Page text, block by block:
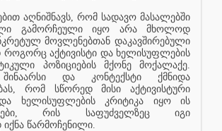
აღნიშნავს, რომ სადავო მასალებში
გამორჩეული იყო არა მხოლოდ
მოვლენებთან დაკავშირებული
როგორც აქტივისტი და ხელისუფლების
პოზიციების მქონე მოქალაქე.
შინაარსი და კონტექსტი ქმნიდა
რომ სწორედ მისი აქტივისტური
და ხელისუფლების კრიტიკა იყო ის
რის საფუძველზეც იგი
წარმოჩენილი.